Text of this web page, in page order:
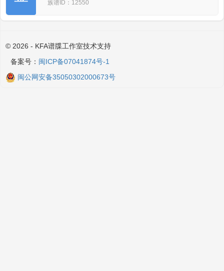
族谱ID：12550
© 2026 - KFA谱牒工作室技术支持
备案号： 闽ICP备07041874号-1
闽公网安备35050302000673号